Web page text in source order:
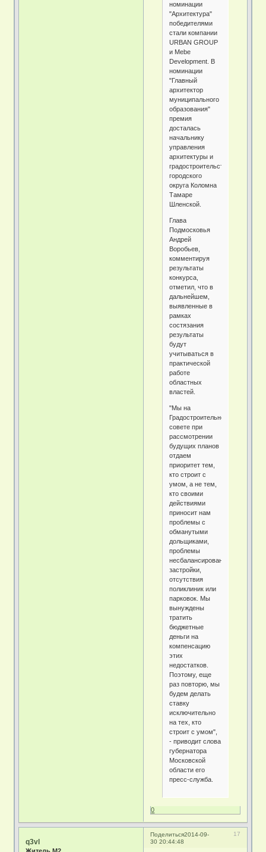
номинации
"Архитектура"
победителями
стали компании
URBAN GROUP
и Mebe
Development. В
номинации
"Главный
архитектор
муниципального
образования"
премия
досталась
начальнику
управления
архитектуры и
градостроительства
городского
округа Коломна
Тамаре
Шленской.
Глава
Подмосковья
Андрей
Воробьев,
комментируя
результаты
конкурса,
отметил, что в
дальнейшем,
выявленные в
рамках
состязания
результаты
будут
учитываться в
практической
работе
областных
властей.
"Мы на
Градостроительном
совете при
рассмотрении
будущих планов
отдаем
приоритет тем,
кто строит с
умом, а не тем,
кто своими
действиями
приносит нам
проблемы с
обманутыми
дольщиками,
проблемы
несбалансированной
застройки,
отсутствия
поликлиник или
парковок. Мы
вынуждены
тратить
бюджетные
деньги на
компенсацию
этих
недостатков.
Поэтому, еще
раз повторю, мы
будем делать
ставку
исключительно
на тех, кто
строит с умом",
- приводит слова
губернатора
Московской
области его
пресс-служба.
0
Поделиться 17
2014-09-
30 20:44:48
q3vl